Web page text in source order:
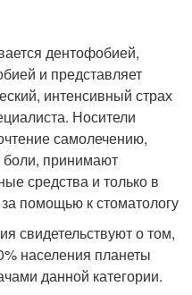
дентофобией,
и представляет
интенсивный страх
Носители
самолечению,
принимают
средства и только в
помощью к стоматологу
свидетельствуют о том,
населения планеты
данной категории.